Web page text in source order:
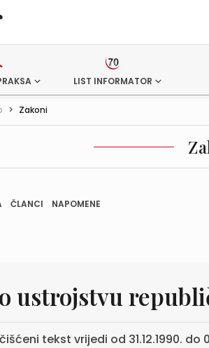
LIST INFORMATOR
> Zakoni
ČLANCI NAPOMENE
ustrojstvu
tekst vrijedi od 31.12.1990. do